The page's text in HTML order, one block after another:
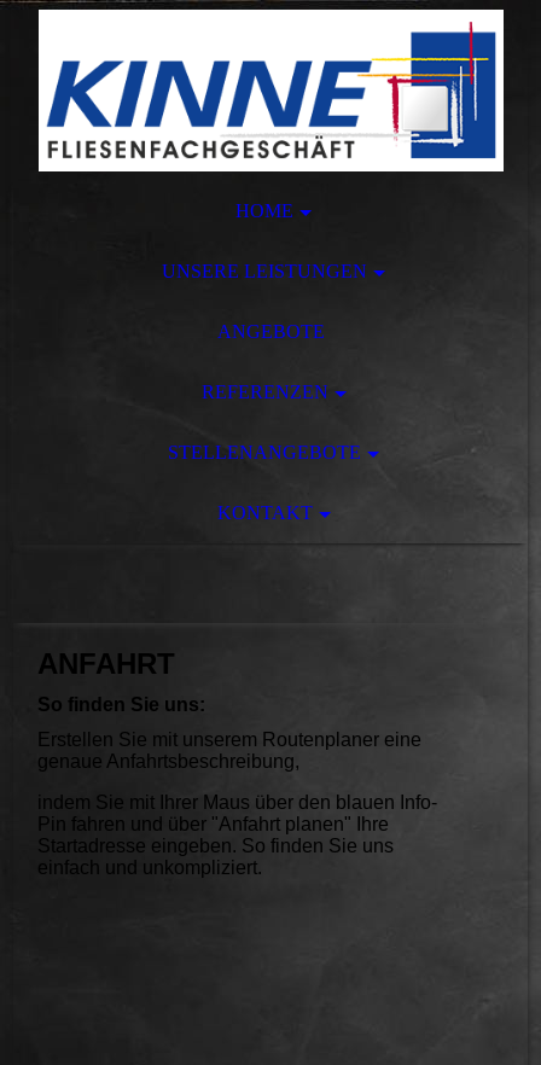
HOME
UNSERE LEISTUNGEN
ANGEBOTE
REFERENZEN
STELLENANGEBOTE
KONTAKT
ANFAHRT
So finden Sie uns:
Erstellen Sie mit unserem Routenplaner eine
genaue Anfahrtsbeschreibung,
indem Sie mit Ihrer Maus über den blauen Info-
Pin fahren und über "Anfahrt planen" Ihre
Startadresse eingeben. So finden Sie uns
einfach und unkompliziert.